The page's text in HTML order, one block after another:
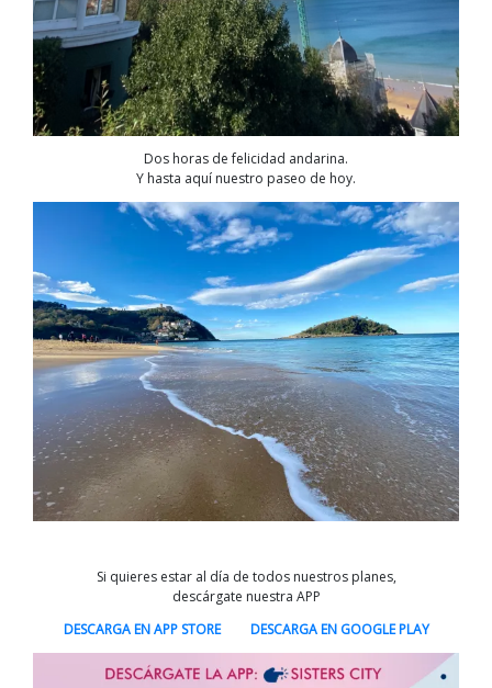
Dos horas de felicidad andarina.
Y hasta aquí nuestro paseo de hoy.
Si quieres estar al día de todos nuestros planes,
descárgate nuestra APP
DESCARGA EN APP STORE
DESCARGA EN GOOGLE PLAY